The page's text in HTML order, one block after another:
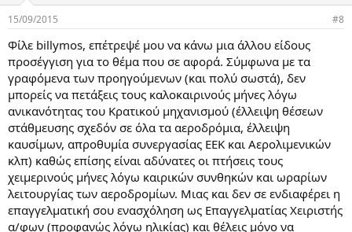
15/09/2015 #8
Φίλε billymos, επέτρεψέ μου να κάνω μια άλλου είδους
προσέγγιση για το θέμα που σε αφορά. Σύμφωνα με τα
γραφόμενα των προηγούμενων (και πολύ σωστά), δεν
μπορείς να πετάξεις τους καλοκαιρινούς μήνες λόγω
ανικανότητας του Κρατικού μηχανισμού (έλλειψη θέσεων
στάθμευσης σχεδόν σε όλα τα αεροδρόμια, έλλειψη
καυσίμων, απροθυμία συνεργασίας ΕΕΚ και Αερολιμενικών
κλπ) καθώς επίσης είναι αδύνατες οι πτήσεις τους
χειμερινούς μήνες λόγω καιρικών συνθηκών και ωραρίων
λειτουργίας των αεροδρομίων. Μιας και δεν σε ενδιαφέρει η
επαγγελματική σου ενασχόληση ως Επαγγελματίας Χειριστής
α/φων (προφανώς λόγω ηλικίας) και θέλεις μόνο να